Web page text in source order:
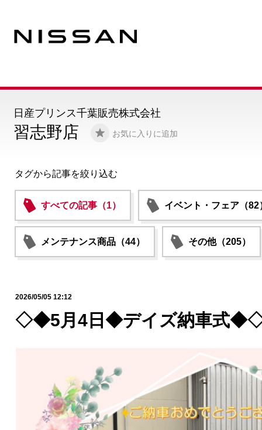
習志野店 お気に入りに追加
日産プリンス千葉販売株式会社
タグから記事を絞り込む
すべての記事（1） イベント・フェア（82
メンテナンス商品（44） その他（205）
2026/05/05 12:12
◇◆5月4日◆デイズ納車式